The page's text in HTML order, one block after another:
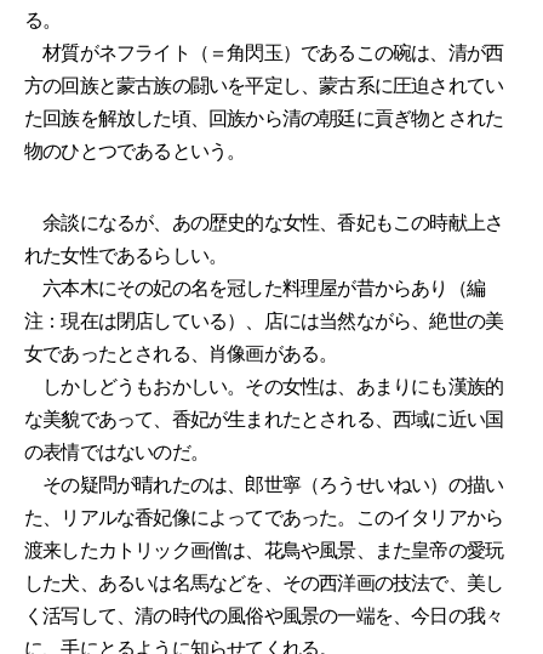
る。
材質がネフライト（＝角閃玉）であるこの碗は、清が西
方の回族と蒙古族の闘いを平定し、蒙古系に圧迫されてい
た回族を解放した頃、回族から清の朝廷に貢ぎ物とされた
物のひとつであるという。
余談になるが、あの歴史的な女性、香妃もこの時献上さ
れた女性であるらしい。
六本木にその妃の名を冠した料理屋が昔からあり（編
注：現在は閉店している）、店には当然ながら、絶世の美
女であったとされる、肖像画がある。
しかしどうもおかしい。その女性は、あまりにも漢族的
な美貌であって、香妃が生まれたとされる、西域に近い国
の表情ではないのだ。
その疑問が晴れたのは、郎世寧（ろうせいねい）の描い
た、リアルな香妃像によってであった。このイタリアから
渡来したカトリック画僧は、花鳥や風景、また皇帝の愛玩
した犬、あるいは名馬などを、その西洋画の技法で、美し
く活写して、清の時代の風俗や風景の一端を、今日の我々
に、手にとるように知らせてくれる。